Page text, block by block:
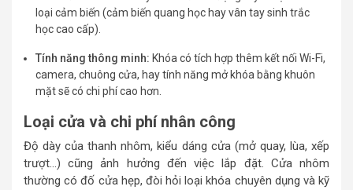
loại cảm biến (cảm biến quang học hay vân tay sinh trắc
học cao cấp).
Tính năng thông minh: Khóa có tích hợp thêm kết nối Wi-Fi,
camera, chuông cửa, hay tính năng mở khóa bằng khuôn
mặt sẽ có chi phí cao hơn.
Loại cửa và chi phí nhân công
Độ dày của thanh nhôm, kiểu dáng cửa (mở quay, lùa, xếp
trượt…) cũng ảnh hưởng đến việc lắp đặt. Cửa nhôm
thường có đố cửa hẹp, đòi hỏi loại khóa chuyên dụng và kỹ